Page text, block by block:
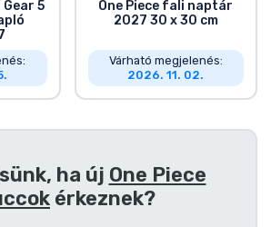
Gear 5
One Piece fali naptár
2027 30 x 30 cm
Várható megjelenés:
2026. 11. 02.
ha új One Piece
érkeznek?